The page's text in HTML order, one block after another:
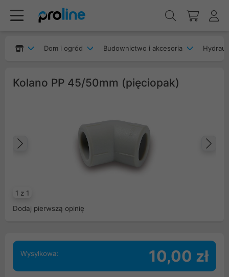
Dom i ogród Budownictwo i akcesoria
Kolano PP 45/50mm (pięciopak)
1 z 1
Poprzedni
Dodaj pierwszą opinię
Wysyłkowa: 10,00 zł